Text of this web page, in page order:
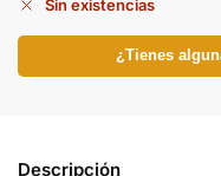
Sin existencias
¿Tienes
Descripción